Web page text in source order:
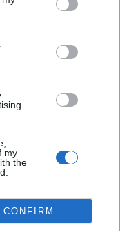
my
the
CONFIRM
úřady nařídily
minulý týden
stráž s policií zabavily
Pasažéři lodi
Sám Watson na
na islandskou
vedrům více
letním
pracovníci pražské
stanice pro volně